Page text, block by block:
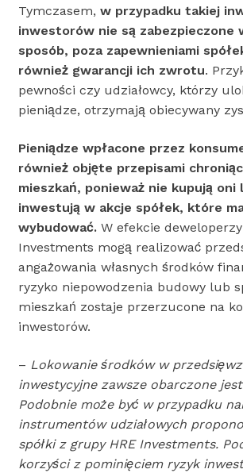
Tymczasem, w przypadku takiej
inwestorów nie są zabezpieczone
sposób, poza zapewnieniami
również gwarancji ich zwrotu.
pewności czy udziałowcy, którzy
pieniądze, otrzymają obiecywany
Pieniądze wpłacone przez
również objęte przepisami
mieszkań, ponieważ nie kupują oni
inwestują w akcje spółek, które
wybudować.W efekcie
Investments mogą realizować
angażowania własnych środków
ryzyko niepowodzenia budowy lub
mieszkań zostaje przerzucone na
inwestorów.
– Lokowanie środków w
inwestycyjne zawsze obarczone
Podobnie może być w przypadku
instrumentów udziałowych
spółki z grupy HRE Investments.
korzyści z pominięciem ryzyk